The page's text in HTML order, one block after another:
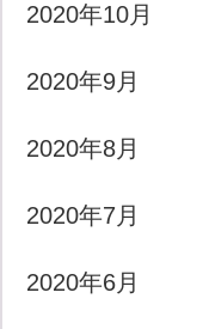
2020年10月
2020年9月
2020年8月
2020年7月
2020年6月